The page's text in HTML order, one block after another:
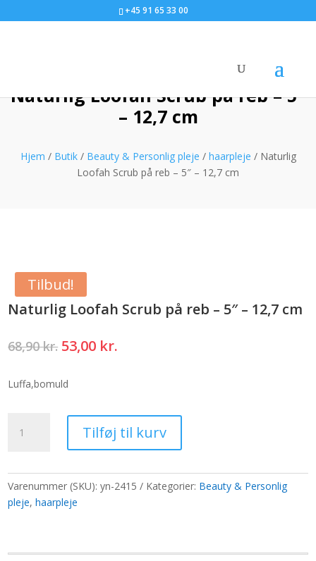
+45 91 65 33 00
Naturlig Loofah Scrub på reb – 5″
– 12,7 cm
Hjem / Butik/ Beauty & Personlig pleje / haarpleje / Naturlig
Loofah Scrub på reb – 5″ – 12,7 cm
Tilbud!
Naturlig Loofah Scrub på reb – 5″ – 12,7 cm
68,90kr. Den
pris
var:
53,00 kr.
Luffa,bomuld
Loofah
reb
-
12,7
Tilføj til kurv
Varenummer (SKU):yn-2415 Kategorier: Beauty & Personlig
pleje,haarpleje